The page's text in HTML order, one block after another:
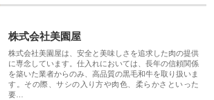
株式会社美園屋
株式会社美園屋は、安全と美味しさを追求した肉の提供
に専念しています。仕入れにおいては、長年の信頼関係
を築いた業者からのみ、高品質の黒毛和牛を取り扱いま
す。その際、サシの入り方や肉色、柔らかさといった
要…